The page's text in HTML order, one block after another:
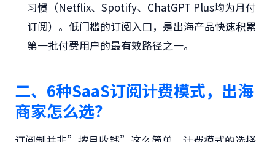
习惯（Netflix、Spotify、ChatGPT Plus均为月付
订阅）。低门槛的订阅入口，是出海产品快速积累
第一批付费用户的最有效路径之一。
二、6种SaaS订阅计费模式，出海
商家怎么选？